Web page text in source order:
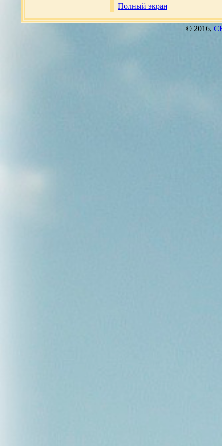
Полный экран
© 2016,